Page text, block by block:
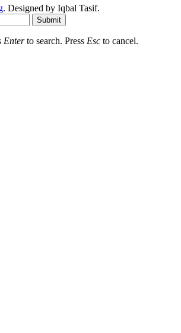
. Designed by Iqbal Tasif.
Submit
Enterto search. Press Esc to cancel.